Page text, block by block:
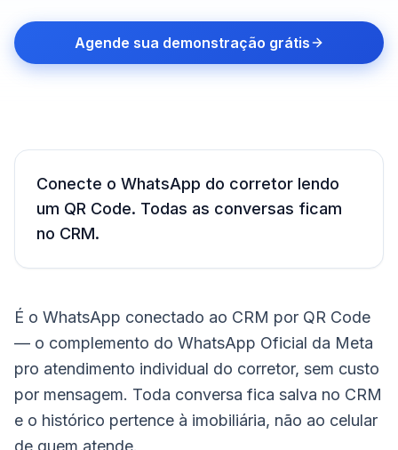
Agende sua demonstração grátis
Conecte o WhatsApp do corretor lendo
um QR Code. Todas as conversas ficam
no CRM.
É o WhatsApp conectado ao CRM por QR Code
— o complemento do WhatsApp Oficial da Meta
pro atendimento individual do corretor, sem custo
por mensagem. Toda conversa fica salva no CRM
e o histórico pertence à imobiliária, não ao celular
de quem atende.